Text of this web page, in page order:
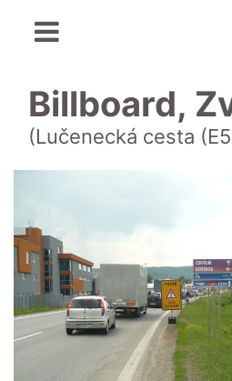
Billboard,
(Lučenecká cesta